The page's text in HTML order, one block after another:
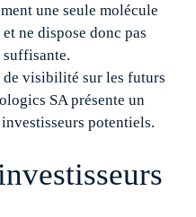
une seule molécule
ne dispose donc pas
de visibilité sur les futurs
SA présente un
potentiels.